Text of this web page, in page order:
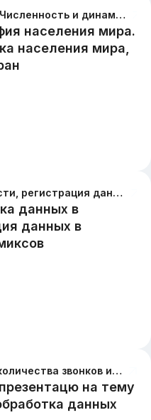
География населения мира. Численность и динамика населения мира, крупных регионов и стран
Проверка данных в отчетности, регистрация данных в программе, в стиле комиксов
Сдела презентацю на тему количества звонков и обработка данных